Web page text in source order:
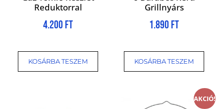
Reduktorral
4.200 Ft
KOSÁRBA TESZEM
Grillnyárs
1.890 Ft
KOSÁRBA TESZEM
AKCIÓ!